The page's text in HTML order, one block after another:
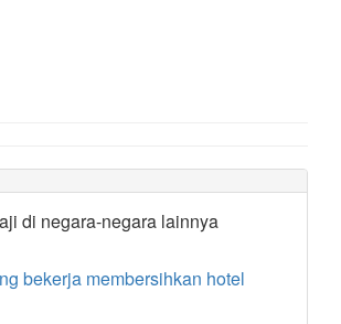
di negara-negara lainnya
bekerja membersihkan hotel